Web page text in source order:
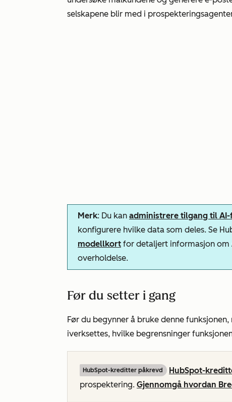
selskapene blir med i
Merk: Du kan administrere tilgang til
konfigurere hvilke data som deles. Se
modellkort for detaljert informasjon om
overholdelse.
Før du setter i gang
Før du begynner å bruke denne
iverksettes, hvilke begrensninger
HubSpot-kreditter påkrevd HubSpot-
prospektering. Gjennomgå hvordan